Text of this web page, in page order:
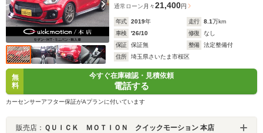
通常ローン 月々21,400円
年式 2019年 走行 8.1万km
車検
'26/10 修復
なし
保証
保証無 整備
法定整備付
住所
埼玉県さいたま市桜区
無
料
今すぐ在庫確認・見積依頼
電話する
カーセンサーアフター保証がAプランに付いています
販売店： ＱＵＩＣＫ ＭＯＴＩＯＮ クイックモーション 本店